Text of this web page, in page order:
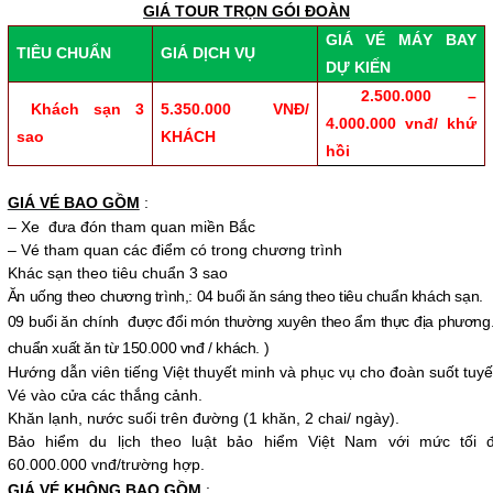
GIÁ TOUR TRỌN GÓI ĐOÀN
TIÊU CHUẨN GIÁ DỊCH VỤ
GIÁ VÉ MÁY BAY
DỰ KIẾN
Khách sạn 3
sao
5.350.000 VNĐ/
KHÁCH
2.500.000 –
4.000.000 vnđ/ khứ
hồi
GIÁ VÉ BAO GỒM :
– Xe đưa đón tham quan miền Bắc
– Vé tham quan các điểm có trong chương trình
Khác sạn theo tiêu chuẩn 3 sao
Ăn uống theo chương trình,: 04 buổi ăn sáng theo tiêu chuẩn khách sạn.
09 buổi ăn chính được đổi món thường xuyên theo ẩm thực địa
chuẩn xuất ăn từ 150.000 vnđ / khách. )
Hướng dẫn viên tiếng Việt thuyết minh và phục vụ cho đoàn suốt
Vé vào cửa các thắng cảnh.
Khăn lạnh, nước suối trên đường (1 khăn, 2 chai/ ngày).
Bảo hiểm du lịch theo luật bảo hiểm Việt Nam với mức tối
60.000.000 vnđ/trường hợp.